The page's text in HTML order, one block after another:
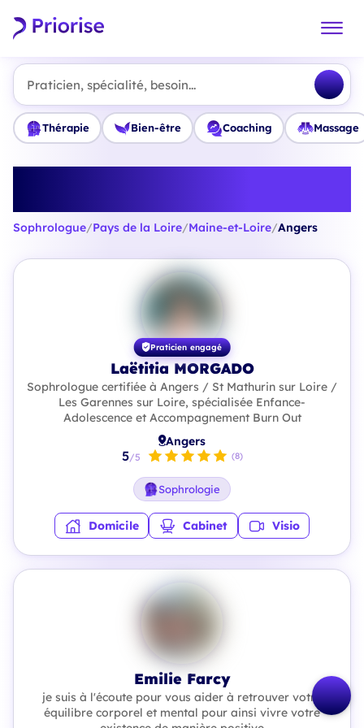
Praticien, spécialité, besoin...
Thérapie Bien-être Coaching Massage
Sophrologue/Pays de la Loire/Maine-et-Loire/Angers
Praticien engagé
Laëtitia MORGADO
Sophrologue certifiée à Angers / St Mathurin sur Loire /
Les Garennes sur Loire, spécialisée Enfance-
Adolescence et Accompagnement Burn Out
Angers
5/5 (8)
Sophrologie
Domicile Cabinet Visio
Emilie Farcy
je suis à l'écoute pour vous aider à retrouver votre
équilibre corporel et mental pour ainsi vivre votre